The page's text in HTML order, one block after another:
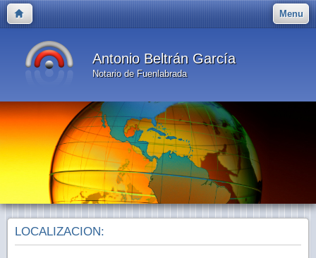
Menu
Antonio Beltrán García
Notario de Fuenlabrada
LOCALIZACION: